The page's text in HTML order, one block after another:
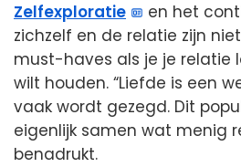
Zelfexploratie
en het
zichzelf en de relatie zijn
must-haves als je je relatie
wilt houden. “Liefde is een
vaak wordt gezegd. Dit
eigenlijk samen wat menig
benadrukt.